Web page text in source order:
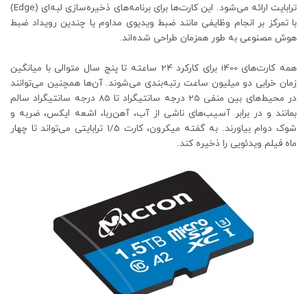
ترابایت ارائه می‌شود. این کارت‌ها برای برنامه‌های ذخیره‌سازی لبه‌ای (Edge)
با تمرکز بر انجام وظایفی مانند ضبط ویدیوی مداوم یا چندین رویداد ضبط
هوش مصنوعی به طور همزمان طراحی شده‌اند.
همه کارت‌های i400 برای کارکرد 24 ساعته تا پنج سال متوالی با میانگین
زمان خرابی دو میلیون ساعت رتبه‌بندی می‌شوند. آن‌ها همچنین می‌توانند
در محیط‌های بین منفی 25 درجه سانتیگراد تا 85 درجه سانتیگراد سالم
بمانند و در برابر آسیب‌های ناشی از آب، آهن‌ربا، اشعه ایکس، ضربه و
شوک دوام بیاورند. به گفته میکرون، کارت 1/5 ترابایتی می‌تواند تا چهار
ماه فیلم ویدئویی را ذخیره کند.